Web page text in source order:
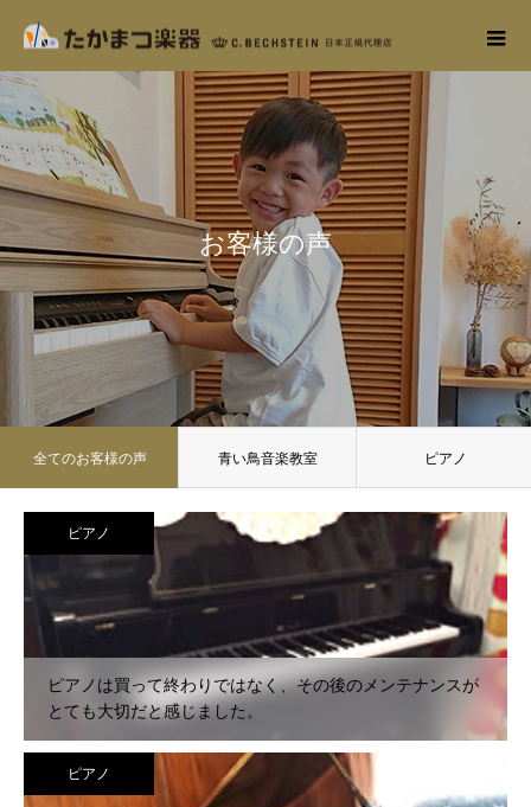
お客様の声
全てのお客様の声 青い鳥音楽教室 ピアノ
ピアノ
ピアノは買って終わりではなく、その後のメンテナンスが
とても大切だと感じました。
ピアノ